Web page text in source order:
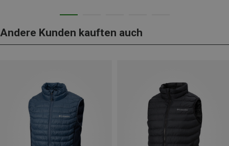
Andere Kunden kauften auch